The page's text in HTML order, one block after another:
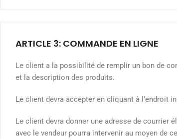
ARTICLE 3: COMMANDE EN LIGNE
Le client a la possibilité de remplir un bon de
et la description des produits.
Le client devra accepter en cliquant à l’endroit
Le client devra donner une adresse de courrier
avec le vendeur pourra intervenir au moyen de